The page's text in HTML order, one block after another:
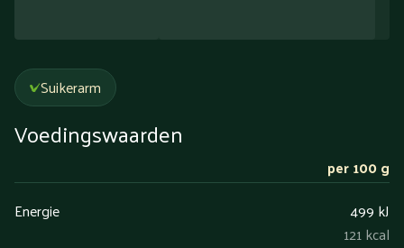
Suikerarm
Voedingswaarden
per 100 g
Energie
499 kJ
121 kcal